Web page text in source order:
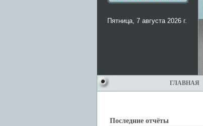
Пятница, 7 августа 2026 г.
ГЛАВНАЯ
Последние отчёты